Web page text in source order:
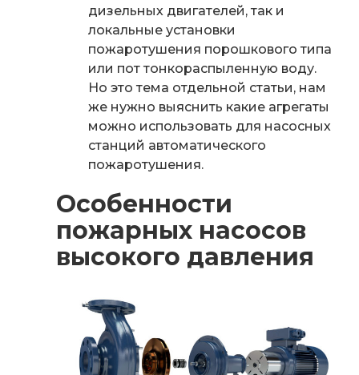
дизельных двигателей, так и
локальные установки
пожаротушения порошкового типа
или пот тонкораспыленную воду.
Но это тема отдельной статьи, нам
же нужно выяснить какие агрегаты
можно использовать для насосных
станций автоматического
пожаротушения.
Особенности
пожарных насосов
высокого давления